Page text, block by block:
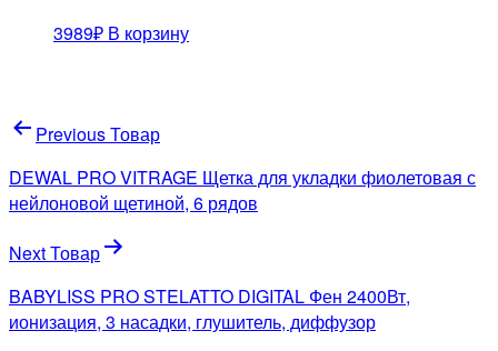
3989₽ В корзину
Навигация
по
записям
Previous Товар
DEWAL PRO VITRAGE Щетка для укладки фиолетовая с
нейлоновой щетиной, 6 рядов
Next Товар
BABYLISS PRO STELATTO DIGITAL Фен 2400Вт,
ионизация, 3 насадки, глушитель, диффузор